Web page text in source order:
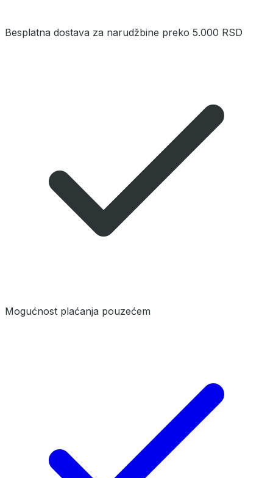
Besplatna dostava za narudžbine preko 5.000 RSD
Mogućnost plaćanja pouzećem